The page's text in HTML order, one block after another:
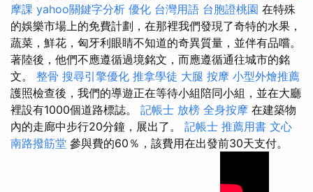
摩課 yahoo關鍵字分析 優化 台灣用語 台胞證桃園 在特殊
的娛樂市場上的免費計劃，在那裡我們發現了奇特的水果，
蔬菜，鮮花，匈牙利眼睛不知道的奇異質量，並伴有品嚐。
著陸後，他們不應遵循過境銘文，而應遵循通往城市的銘
文。 整骨 搜尋引擎優化 推拿學徒 大腿 按摩 小型外燴推薦
護照檢查後，我們的導遊正在等待小組陪同小組，並在大廳
裡設有1000個道路標誌。 記帳士 放榜 全身按摩 在建築物
內的走廊中步行20分鐘，展出了。 記帳士 推薦用書 文心
南路撥筋堂 參與費的60％，該費用在出發前30天支付。